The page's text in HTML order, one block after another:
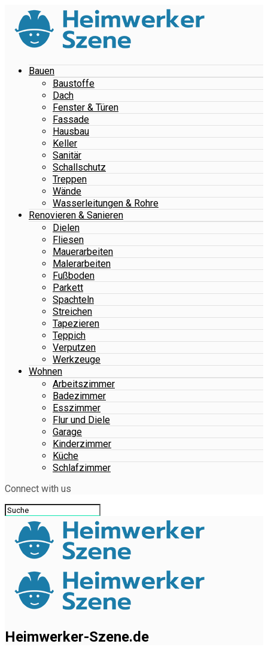
Bauen
Baustoffe
Dach
Fenster & Türen
Fassade
Hausbau
Keller
Sanitär
Schallschutz
Treppen
Wände
Wasserleitungen & Rohre
Renovieren & Sanieren
Dielen
Fliesen
Mauerarbeiten
Malerarbeiten
Fußboden
Parkett
Spachteln
Streichen
Tapezieren
Teppich
Verputzen
Werkzeuge
Wohnen
Arbeitszimmer
Badezimmer
Esszimmer
Flur und Diele
Garage
Kinderzimmer
Küche
Schlafzimmer
Connect with us
Heimwerker-Szene.de